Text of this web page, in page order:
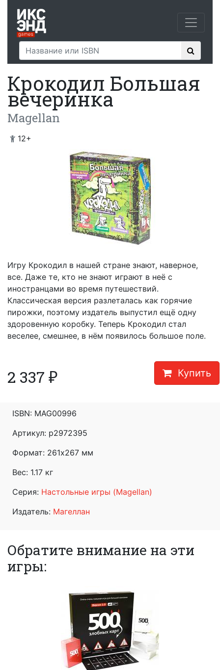
Крокодил Большая
вечеринка
Magellan
12+
Игру Крокодил в нашей стране знают, наверное,
все. Даже те, кто не знают играют в неё с
иностранцами во время путешествий.
Классическая версия разлеталась как горячие
пирожки, поэтому издатель выпустил ещё одну
здоровенную коробку. Теперь Крокодил стал
веселее, смешнее, в нём появилось большое поле.
2 337 ₽ Купить
ISBN: MAG00996
Артикул: p2972395
Формат: 261x267 мм
Вес: 1.17 кг
Серия: Настольные игры (Magellan)
Издатель: Магеллан
Обратите внимание на эти
игры: